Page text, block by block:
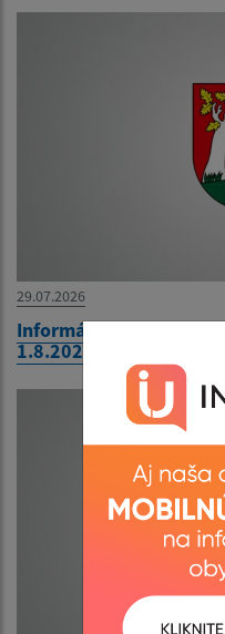
29.07.2026
Informácia o zmenách
1.8.2026